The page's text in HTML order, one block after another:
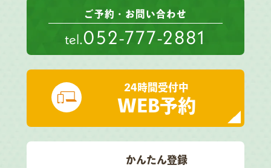
ご予約・お問い合わせ
tel.052-777-2881
24時間受付中
WEB予約
かんたん登録